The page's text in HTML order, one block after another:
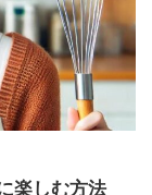
楽しむ方法